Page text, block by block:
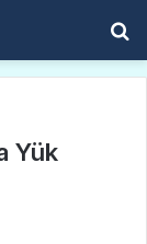
Yük